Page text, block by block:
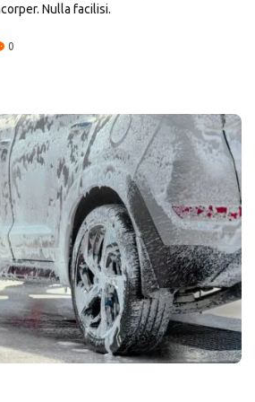
Nulla facilisi.
0